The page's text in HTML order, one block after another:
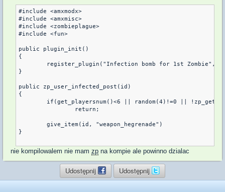
#include <amxmodx>
#include <amxmisc>
#include <zombieplague>
#include <fun>
public plugin_init()
{
}
public zp_user_infected_post(id)
{
}
nie kompilowalem nie mam zp na kompie ale powinno dzialac
Udostępnij Udostępnij